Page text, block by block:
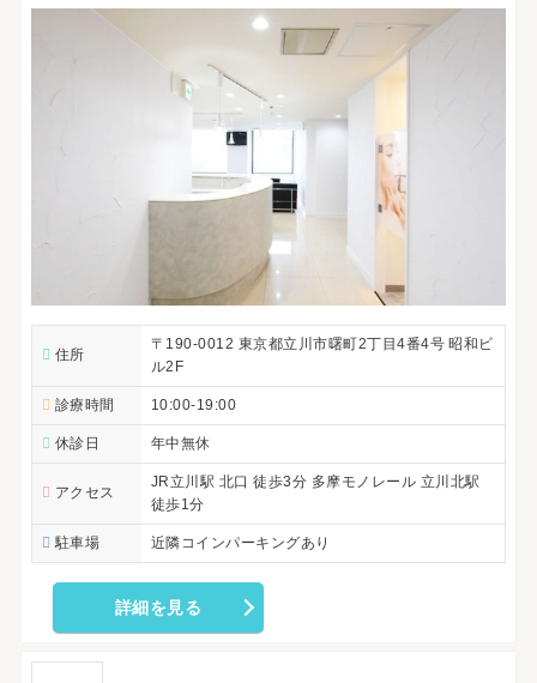
住所
〒190-0012 東京都立川市曙町2丁目4番4号 昭和ビ
ル2F
診療時間 10:00-19:00
休診日 年中無休
アクセス
JR立川駅 北口 徒歩3分 多摩モノレール 立川北駅
徒歩1分
駐車場 近隣コインパーキングあり
詳細を見る